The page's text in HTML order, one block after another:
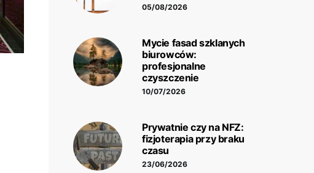
05/08/2026
Mycie fasad szklanych
biurowców:
profesjonalne
czyszczenie
10/07/2026
Prywatnie czy na NFZ:
fizjoterapia przy braku
czasu
23/06/2026